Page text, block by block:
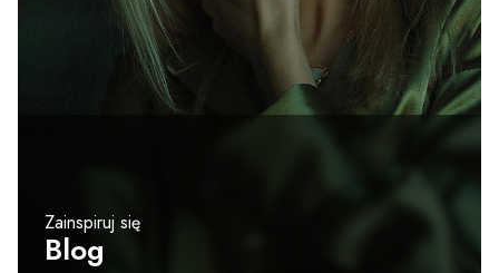
Zainspiruj się
Blog